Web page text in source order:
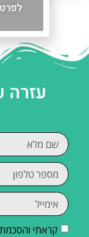
עזרה
קראתי